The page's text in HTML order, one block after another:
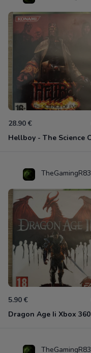
28.90 €
TheGamingR83
5.90 €
Dragon Age Ii Xbox 360
TheGamingR83